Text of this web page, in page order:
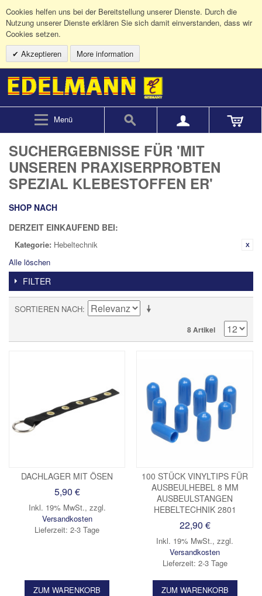
Cookies helfen uns bei der Bereitstellung unserer Dienste. Durch die
Nutzung unserer Dienste erklären Sie sich damit einverstanden, dass wir
Cookies setzen.
Akzeptieren
More information
Menü
SUCHERGEBNISSE FÜR 'MIT
UNSEREN PRAXISERPROBTEN
SPEZIAL KLEBESTOFFEN ER'
SHOP NACH
DERZEIT EINKAUFEND BEI:
Kategorie: Hebeltechnik
Alle löschen
FILTER
SORTIEREN NACH
8 Artikel
DACHLAGER MIT ÖSEN
5,90 €
Inkl. 19% MwSt., zzgl.
Versandkosten
Lieferzeit: 2-3 Tage
ZUM WARENKORB
100 STÜCK VINYLTIPS FÜR
AUSBEULHEBEL 8 MM
AUSBEULSTANGEN
HEBELTECHNIK 2801
22,90 €
Inkl. 19% MwSt.,zzgl.
Versandkosten
Lieferzeit: 2-3 Tage
ZUM WARENKORB